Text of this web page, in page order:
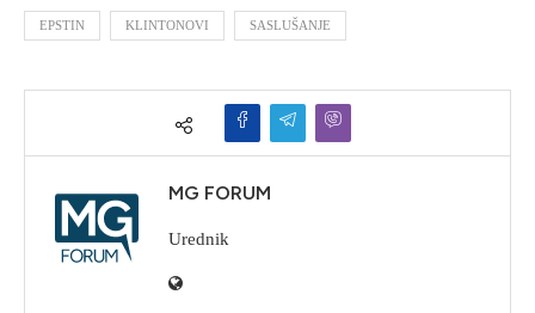
EPSTIN KLINTONOVI SASLUŠANJE
MG FORUM
Urednik